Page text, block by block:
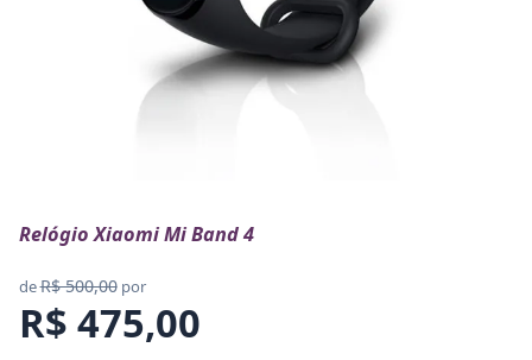
Relógio Xiaomi Mi Band 4
deR$ 500,00por
R$ 475,00